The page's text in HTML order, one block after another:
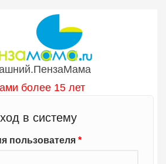
более 15 лет
в систему
пользователя *